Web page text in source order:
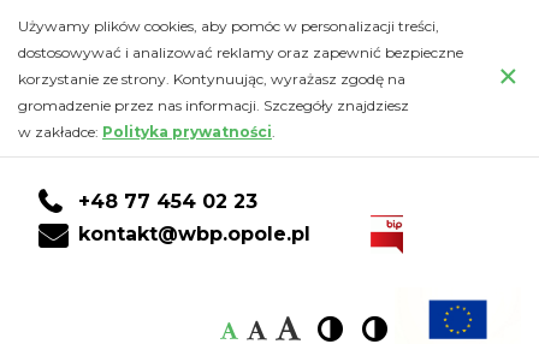
Wojewódzka
Biblioteka
Publiczna
w
Opolu
do
głównej
treści
DO
KONTA
CZYTELNIKA
DO
WYSZUKIWARKI
do
stopki
Używamy plików cookies, aby pomóc w personalizacji treści,
dostosowywać i analizować reklamy oraz zapewnić bezpieczne
korzystanie ze strony. Kontynuując, wyrażasz zgodę na
gromadzenie przez nas informacji. Szczegóły znajdziesz
w zakładce: Polityka prywatności.
×
+48 77 454 02 23
kontakt@wbp.opole.pl
Czcionka:
Czcionka
Czcionka
Czcionka
WysokiWysoki